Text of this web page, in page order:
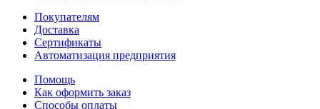
Покупателям
Доставка
Сертификаты
Автоматизация предприятия
Помощь
Как оформить заказ
Способы оплаты